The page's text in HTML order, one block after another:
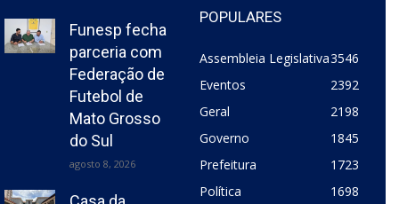
Funesp fecha
parceria com
Federação de
Futebol de
Mato Grosso
do Sul
agosto 8, 2026
POPULARES
Assembleia Legislativa3546
Eventos
2392
Geral
2198
Governo
1845
Prefeitura
1723
Política
1698